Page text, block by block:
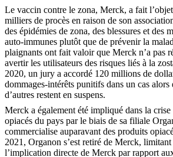
Le vaccin contre le zona, Merck, a fait
milliers de procès en raison de son
des épidémies de zona, des blessures et des
auto-immunes plutôt que de prévenir la
plaignants ont fait valoir que Merck n’a pas
avertir les utilisateurs des risques liés à la
2020, un jury a accordé 120 millions de
dommages-intérêts punitifs dans un cas alors
d’autres restent en suspens.
Merck a également été impliqué dans la crise
opiacés du pays par le biais de sa filiale
commercialise auparavant des produits
2021, Organon s’est retiré de Merck, limitant
l’implication directe de Merck par rapport